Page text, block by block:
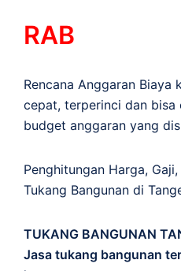
RAB
Rencana Anggaran Biaya
cepat, terperinci dan bisa
budget anggaran yang
Penghitungan Harga, Gaji,
Tukang Bangunan di
TUKANG BANGUNAN
Jasa tukang bangunan